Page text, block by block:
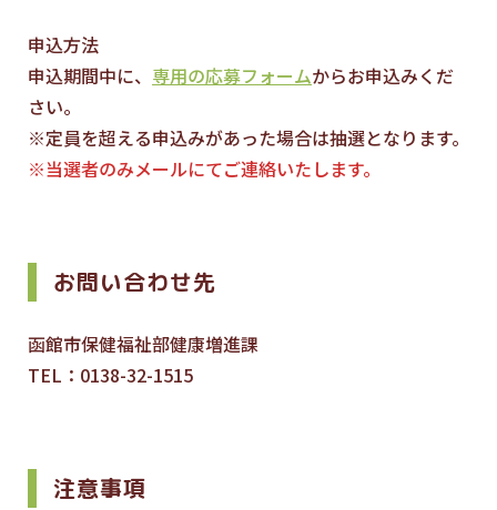
申込方法
申込期間中に、 専用の応募フォームからお申込みくだ
さい。
※定員を超える申込みがあった場合は抽選となります。
※当選者のみメールにてご連絡いたします。
お問い合わせ先
函館市保健福祉部健康増進課
TEL：0138-32-1515
注意事項